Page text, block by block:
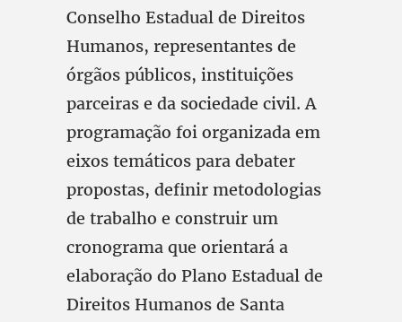
Conselho Estadual de Direitos
Humanos, representantes de
órgãos públicos, instituições
parceiras e da sociedade civil. A
programação foi organizada em
eixos temáticos para debater
propostas, definir metodologias
de trabalho e construir um
cronograma que orientará a
elaboração do Plano Estadual de
Direitos Humanos de Santa